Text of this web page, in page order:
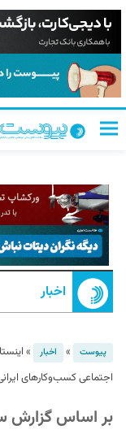
اخبار
پیوست » اخبار »
اجتماعی کسب‌وکارهای
بر اساس گزارش